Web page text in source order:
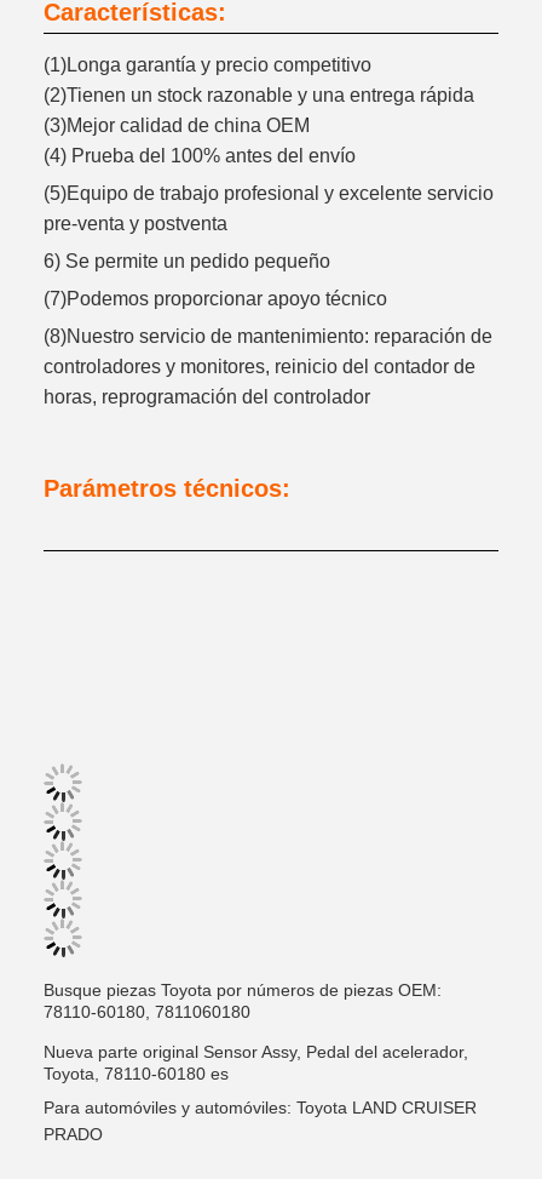
Características:
(1)Longa garantía y precio competitivo
(2)Tienen un stock razonable y una entrega rápida
(3)Mejor calidad de china OEM
(4) Prueba del 100% antes del envío
(5)Equipo de trabajo profesional y excelente servicio
pre-venta y postventa
6) Se permite un pedido pequeño
(7)Podemos proporcionar apoyo técnico
(8)Nuestro servicio de mantenimiento: reparación de
controladores y monitores, reinicio del contador de
horas, reprogramación del controlador
Parámetros técnicos:
Busque piezas Toyota por números de piezas OEM:
78110-60180, 7811060180
Nueva parte original Sensor Assy, Pedal del acelerador,
Toyota, 78110-60180 es
Para automóviles y automóviles: Toyota LAND CRUISER
PRADO